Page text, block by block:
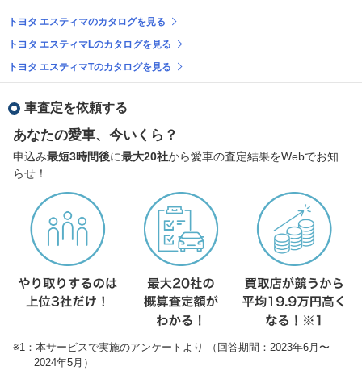
トヨタ エスティマのカタログを見る
トヨタ エスティマLのカタログを見る
トヨタ エスティマTのカタログを見る
車査定を依頼する
あなたの愛車、今いくら？
申込み最短3時間後に最大20社から愛車の査定結果をWebでお知
らせ！
※1：本サービスで実施のアンケートより （回答期間：2023年6月〜
2024年5月）